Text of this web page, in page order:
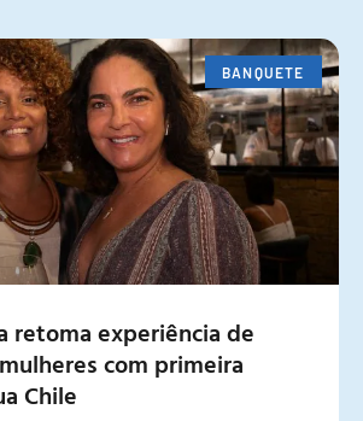
BANQUETE
retoma experiência de
com primeira
Chile